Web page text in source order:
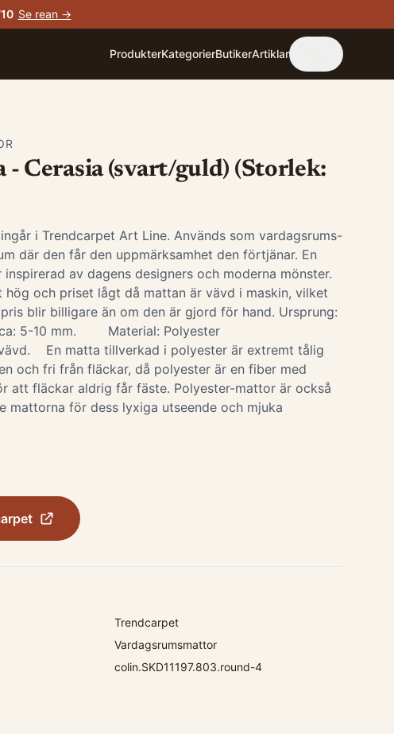
Se rean →
ProdukterKategorierButikerArtiklar
- Cerasia (svart/guld) (Storlek:
i Trendcarpet Art Line. Används som vardagsrums-
där den får den uppmärksamhet den förtjänar. En
av dagens designers och moderna mönster.
hög och priset lågt då mattan är vävd i maskin, vilket
blir billigare än om den är gjord för hand. Ursprung:
5-10 mm. Material: Polyester
En matta tillverkad i polyester är extremt tålig
och fri från fläckar, då polyester är en fiber med
att fläckar aldrig får fäste. Polyester-mattor är också
mattorna för dess lyxiga utseende och mjuka
Trendcarpet
Vardagsrumsmattor
colin.SKD11197.803.round-4